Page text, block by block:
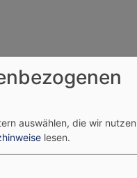
2026, haben wir
Ersatztermin im
in Sachsen ist
auswählen, die wir
lesen.